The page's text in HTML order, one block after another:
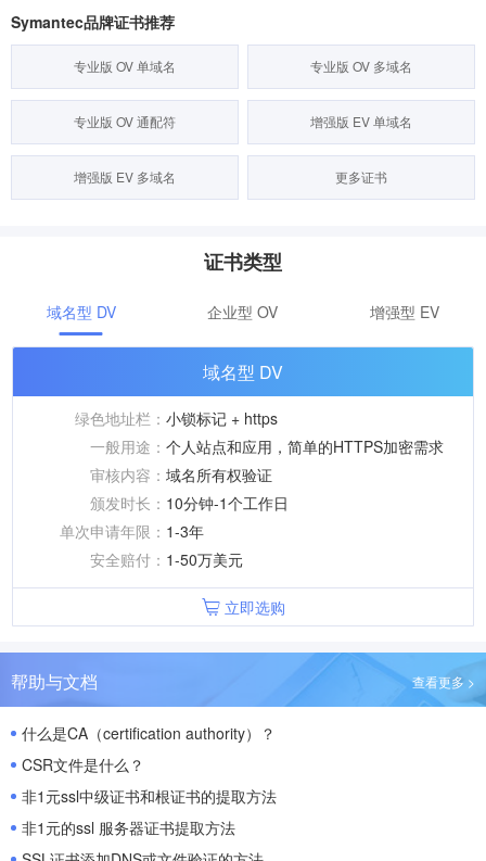
Symantec品牌证书推荐
专业版 OV 单域名 专业版 OV 多域名
专业版 OV 通配符 增强版 EV 单域名
增强版 EV 多域名 更多证书
证书类型
域名型 DV 企业型 OV 增强型 EV
域名型 DV
绿色地址栏：小锁标记 + https
一般用途：个人站点和应用，简单的HTTPS加密需求
审核内容：域名所有权验证
颁发时长： 10分钟-1个工作日
单次申请年限： 1-3年
安全赔付： 1-50万美元
立即选购
帮助与文档 查看更多 >
什么是CA（certification authority）？
CSR文件是什么？
非1元ssl中级证书和根证书的提取方法
非1元的ssl 服务器证书提取方法